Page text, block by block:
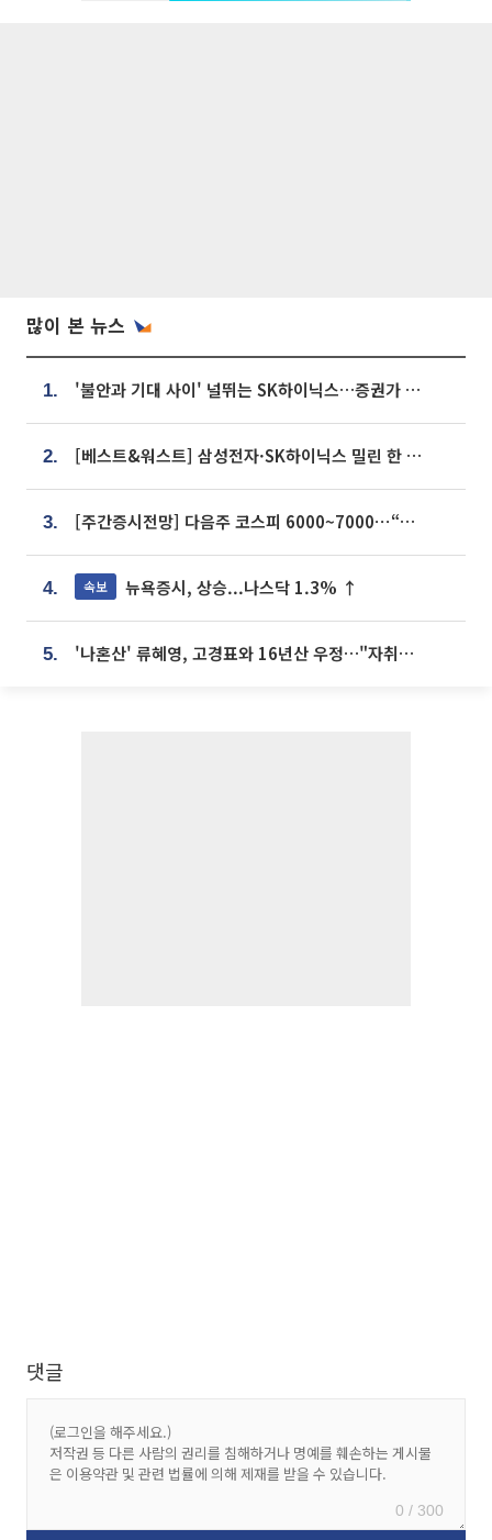
많이 본 뉴스
1. '불안과 기대 사이' 널뛰는 SK하이닉스…증권가 "HBM4·LTA 기반 펀터멘털 견고"
2. [베스트&워스트] 삼성전자·SK하이닉스 밀린 한 주…상상인증권은 85% 급등
3. [주간증시전망] 다음주 코스피 6000~7000⋯“外人 수급은 정책이 변수”
4. 속보 뉴욕증시, 상승...나스닥 1.3% ↑
5. '나혼산' 류혜영, 고경표와 16년산 우정…"자취방서 부모님과 마주쳐"
댓글
0 / 300